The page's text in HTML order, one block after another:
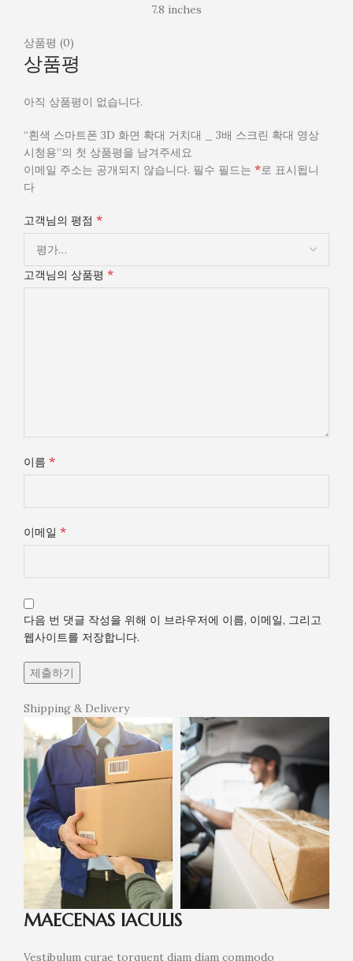
7.8 inches
상품평 (0)
상품평
아직 상품평이 없습니다.
“흰색 스마트폰 3D 화면 확대 거치대 _ 3배 스크린 확대 영상
시청용”의 첫 상품평을 남겨주세요
이메일 주소는 공개되지 않습니다. 필수 필드는 *로 표시됩니
다
고객님의 평점 *
고객님의 상품평 *
이름 *
이메일 *
다음 번 댓글 작성을 위해 이 브라우저에 이름, 이메일, 그리고
웹사이트를 저장합니다.
Shipping & Delivery
MAECENAS IACULIS
Vestibulum curae torquent diam diam commodo